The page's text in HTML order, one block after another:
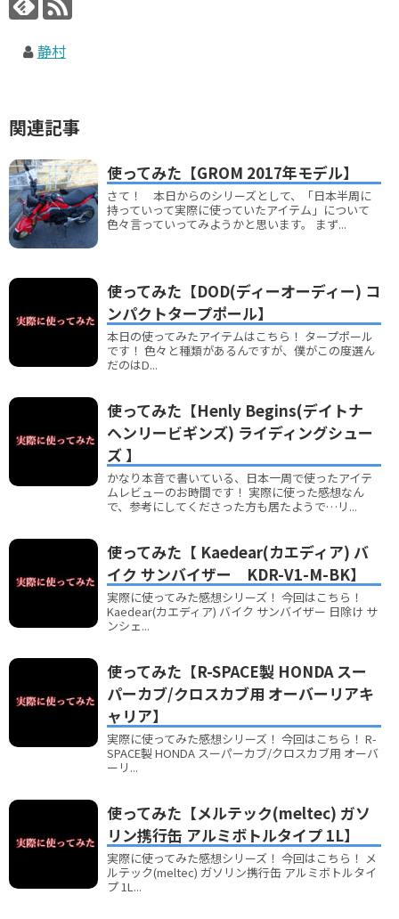
静村
関連記事
使ってみた【GROM 2017年モデル】
さて！ 本日からのシリーズとして、「日本半周に
持っていって実際に使っていたアイテム」について
色々言っていってみようかと思います。 まず...
使ってみた【DOD(ディーオーディー) コ
ンパクトタープポール】
本日の使ってみたアイテムはこちら！ タープポール
です！ 色々と種類があるんですが、僕がこの度選ん
だのはD...
使ってみた【Henly Begins(デイトナ
ヘンリービギンズ) ライディングシュー
ズ 】
かなり本音で書いている、日本一周で使ったアイテ
ムレビューのお時間です！ 実際に使った感想なん
で、参考にしてくださった方も居たようで…リ...
使ってみた【 Kaedear(カエディア) バ
イク サンバイザー KDR-V1-M-BK】
実際に使ってみた感想シリーズ！ 今回はこちら！
Kaedear(カエディア) バイク サンバイザー 日除け サ
ンシェ...
使ってみた【R-SPACE製 HONDA スー
パーカブ/クロスカブ用 オーバーリアキ
ャリア】
実際に使ってみた感想シリーズ！ 今回はこちら！ R-
SPACE製 HONDA スーパーカブ/クロスカブ用 オーバ
ーリ...
使ってみた【メルテック(meltec) ガソ
リン携行缶 アルミボトルタイプ 1L】
実際に使ってみた感想シリーズ！ 今回はこちら！ メ
ルテック(meltec) ガソリン携行缶 アルミボトルタイ
プ 1L...